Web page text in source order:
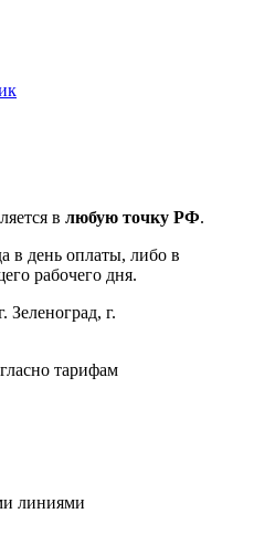
в любую точку РФ.
в день оплаты, либо в
рабочего дня.
Зеленоград, г.
тарифам